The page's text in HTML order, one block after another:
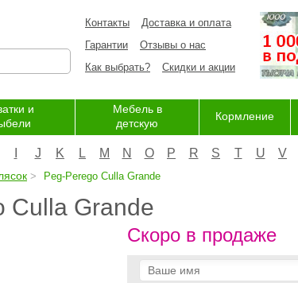
Контакты
Доставка и оплата
Гарантии
Отзывы о нас
Как выбрать?
Скидки и акции
и
Мебель в
детскую
Кормление
J K L M N O P R S T U V
Peg-Perego Culla Grande
Culla Grande
Скоро в продаже